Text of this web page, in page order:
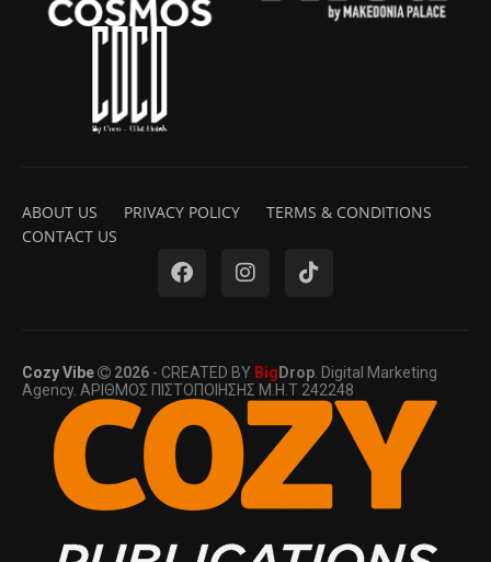
ABOUT US PRIVACY POLICY
TERMS & CONDITIONS
CONTACT US
Cozy Vibe 2026 - CREATED BY Big Drop. Digital Marketing
Agency. ΑΡΙΘΜΟΣ ΠΙΣΤΟΠΟΙΗΣΗΣ Μ.Η.Τ 242248